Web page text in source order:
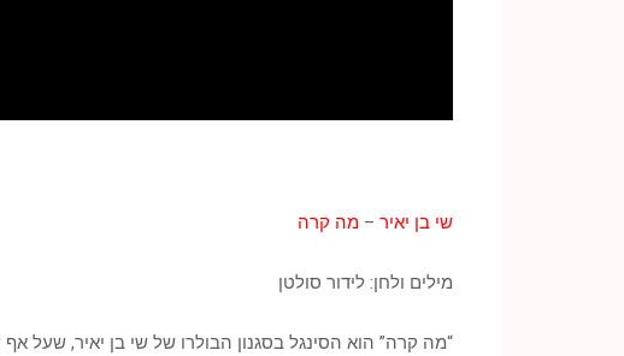
שי בן יאיר – מה קרה
מילים ולחן: לידור סולטן
“מה קרה” הוא הסינגל בסגנון הבולרו של שי בן יאיר, שעל אף